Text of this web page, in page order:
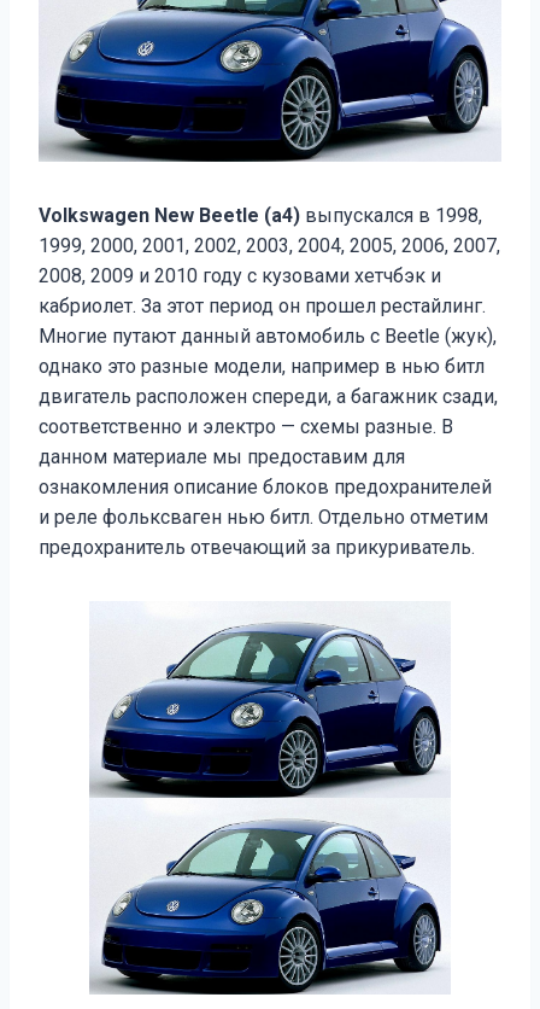
Volkswagen New Beetle (а4) выпускался в 1998,
1999, 2000, 2001, 2002, 2003, 2004, 2005, 2006, 2007,
2008, 2009 и 2010 году с кузовами хетчбэк и
кабриолет. За этот период он прошел рестайлинг.
Многие путают данный автомобиль с Beetle (жук),
однако это разные модели, например в нью битл
двигатель расположен спереди, а багажник сзади,
соответственно и электро — схемы разные. В
данном материале мы предоставим для
ознакомления описание блоков предохранителей
и реле фольксваген нью битл. Отдельно отметим
предохранитель отвечающий за прикуриватель.